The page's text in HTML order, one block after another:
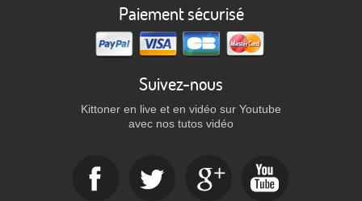
Paiement sécurisé
Suivez-nous
Kittoner en live et en vidéo sur Youtube
avec nos tutos vidéo